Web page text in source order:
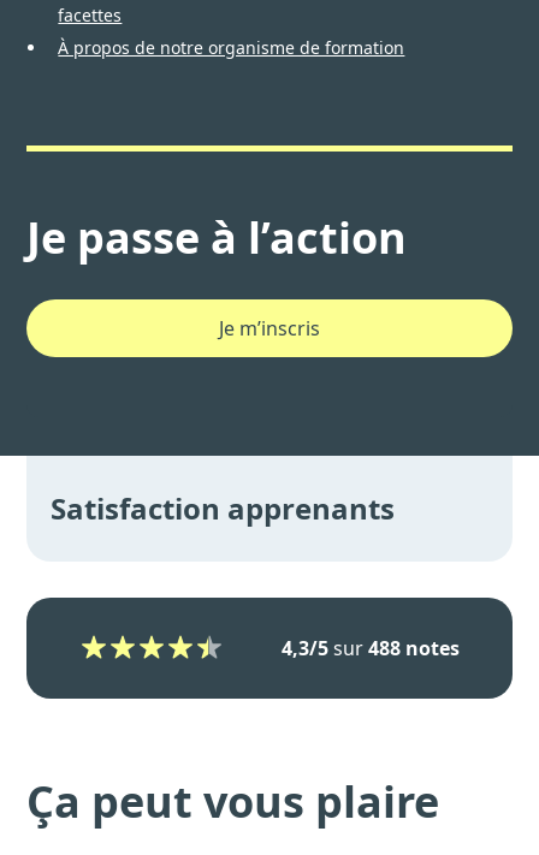
facettes
À propos de notre organisme de formation
Je passe à l’action
Je m’inscris
Satisfaction apprenants
4,3/5sur488 notes
Ça peut vous plaire